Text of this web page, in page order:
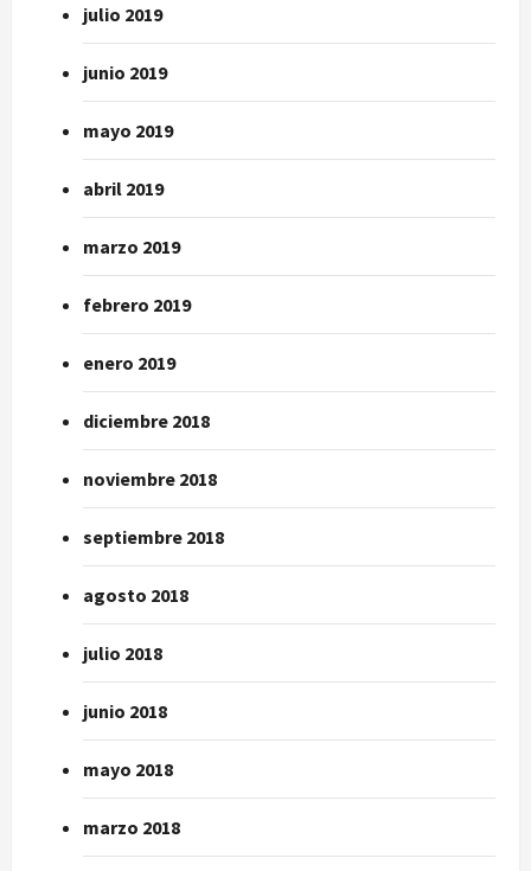
julio 2019
junio 2019
mayo 2019
abril 2019
marzo 2019
febrero 2019
enero 2019
diciembre 2018
noviembre 2018
septiembre 2018
agosto 2018
julio 2018
junio 2018
mayo 2018
marzo 2018